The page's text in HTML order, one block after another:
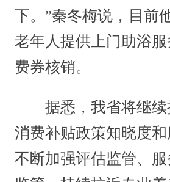
下。”秦冬梅说，目前
老年人提供上门助浴
费券核销。
据悉，我省将继续
消费补贴政策知晓度和
不断加强评估监管、